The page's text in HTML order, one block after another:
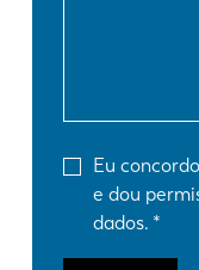
Eu
e dou
dados.